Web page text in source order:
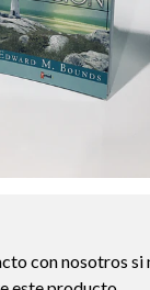
con nosotros si